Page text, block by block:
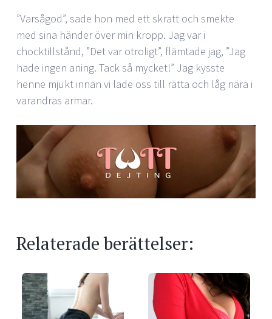
”Varsågod”, sade hon med ett skratt och smekte
med sina händer över min kropp. Jag var i
chocktillstånd, ”Det var otroligt”, flämtade jag, ”Jag
hade ingen aning. Tack så mycket!” Jag kysste
henne mjukt innan vi lade oss till rätta och låg nära i
varandras armar.
Relaterade berättelser: